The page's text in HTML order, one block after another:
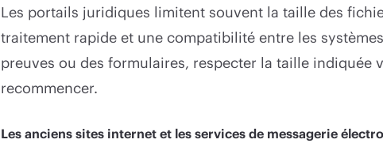
Les portails juridiques limitent souvent la taille des
traitement rapide et une compatibilité entre les
preuves ou des formulaires, respecter la taille indiquée
recommencer.
Les anciens sites internet et les services de messagerie